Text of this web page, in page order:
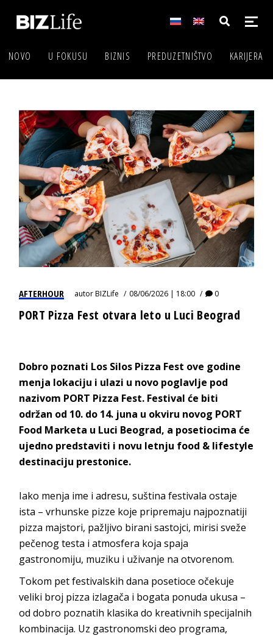
NOVO U FOKUSU BIZNIS PREDUZETNIŠTVO KARIJERA
AFTERHOUR autorBIZLife 08/06/2026 | 18:00 0
PORT Pizza Fest otvara leto u Luci Beograd
Dobro poznati Los Silos Pizza Fest ove godine
menja lokaciju i ulazi u novo poglavlje pod
nazivom PORT Pizza Fest. Festival će biti
održan od 10. do 14. juna u okviru novog PORT
Food Marketa u Luci Beograd, a posetiocima će
ujedno predstaviti i novu letnju food & lifestyle
destinaciju prestonice.
Iako menja ime i adresu, suština festivala ostaje
ista – vrhunske pizze koje pripremaju najpoznatiji
pizza majstori, pažljivo birani sastojci, mirisi sveže
pečenog testa i atmosfera koja spaja
gastronomiju, muziku i uživanje na otvorenom.
Tokom pet festivalskih dana posetioce očekuje
veliki broj pizza izlagača i bogata ponuda ukusa –
od dobro poznatih klasika do kreativnih specijalnih
kombinacija. Uz gastronomski deo programa,